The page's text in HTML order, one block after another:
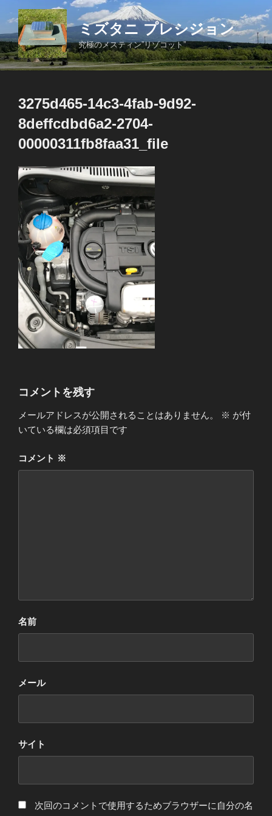
ン
テ
ン
ツ
ミズタニ プレシジョン
究極のメスティン”リゾコット”
3275d465-14c3-4fab-9d92-
8deffcdbd6a2-2704-
00000311fb8faa31_file
コメントを残す
メールアドレスが公開されることはありません。 ※ が付
いている欄は必須項目です
コメント ※
名前
メール
サイト
次回のコメントで使用するためブラウザーに自分の名